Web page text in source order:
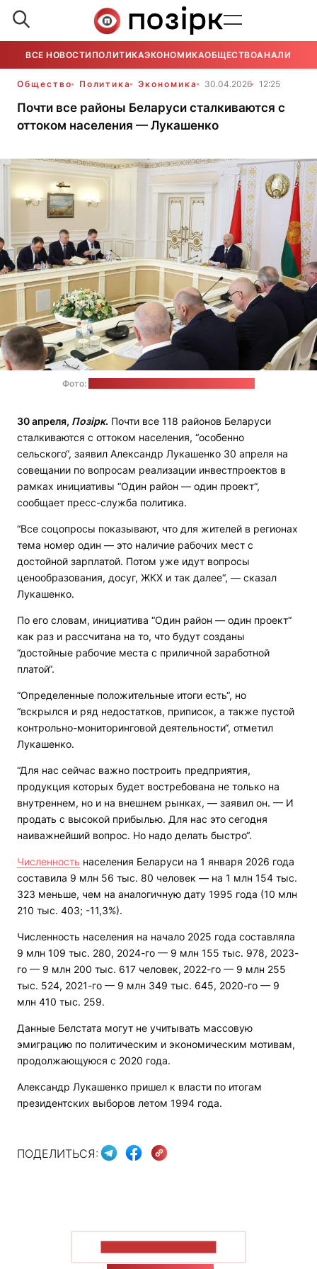
ВСЕ НОВОСТИ ПОЛИТИКАЭКОНОМИКАОБЩЕСТВОАНАЛИТИКА
Общество Политика Экономика 30.04.2026 12:25
Почти все районы Беларуси сталкиваются с
оттоком населения — Лукашенко
Фото:
30 апреля, Позірк. Почти все 118 районов Беларуси
сталкиваются с оттоком населения, “особенно
сельского“, заявил Александр Лукашенко 30 апреля на
совещании по вопросам реализации инвестпроектов в
рамках инициативы “Один район — один проект“,
сообщает пресс-служба политика.
“Все соцопросы показывают, что для жителей в регионах
тема номер один — это наличие рабочих мест с
достойной зарплатой. Потом уже идут вопросы
ценообразования, досуг, ЖКХ и так далее“, — сказал
Лукашенко.
По его словам, инициатива “Один район — один проект“
как раз и рассчитана на то, что будут созданы
“достойные рабочие места с приличной заработной
платой“.
“Определенные положительные итоги есть“, но
“вскрылся и ряд недостатков, приписок, а также пустой
контрольно-мониторинговой деятельности“, отметил
Лукашенко.
“Для нас сейчас важно построить предприятия,
продукция которых будет востребована не только на
внутреннем, но и на внешнем рынках, — заявил он. — И
продать с высокой прибылью. Для нас это сегодня
наиважнейший вопрос. Но надо делать быстро“.
Численность населения Беларуси на 1 января 2026 года
составила 9 млн 56 тыс. 80 человек — на 1 млн 154 тыс.
323 меньше, чем на аналогичную дату 1995 года (10 млн
210 тыс. 403; -11,3%).
Численность населения на начало 2025 года составляла
9 млн 109 тыс. 280, 2024-го — 9 млн 155 тыс. 978, 2023-
го — 9 млн 200 тыс. 617 человек, 2022-го — 9 млн 255
тыс. 524, 2021-го — 9 млн 349 тыс. 645, 2020-го — 9
млн 410 тыс. 259.
Данные Белстата могут не учитывать массовую
эмиграцию по политическим и экономическим мотивам,
продолжающуюся с 2020 года.
Александр Лукашенко пришел к власти по итогам
президентских выборов летом 1994 года.
ПОДЕЛИТЬСЯ: